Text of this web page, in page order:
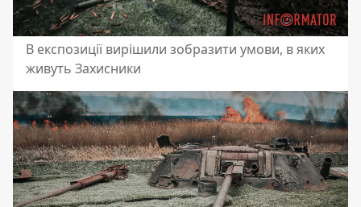
В експозиції вирішили зобразити умови, в яких
живуть Захисники